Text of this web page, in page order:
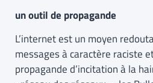
un outil de propagande
L’internet est un moyen
messages à caractère raciste
propagande d’incitation à la